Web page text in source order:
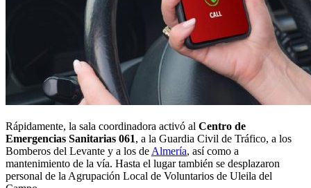
Rápidamente, la sala coordinadora activó al Centro de
Emergencias Sanitarias 061, a la Guardia Civil de Tráfico, a los
Bomberos del Levante y a los de Almería, así como a
mantenimiento de la vía. Hasta el lugar también se desplazaron
personal de la Agrupación Local de Voluntarios de Uleila del